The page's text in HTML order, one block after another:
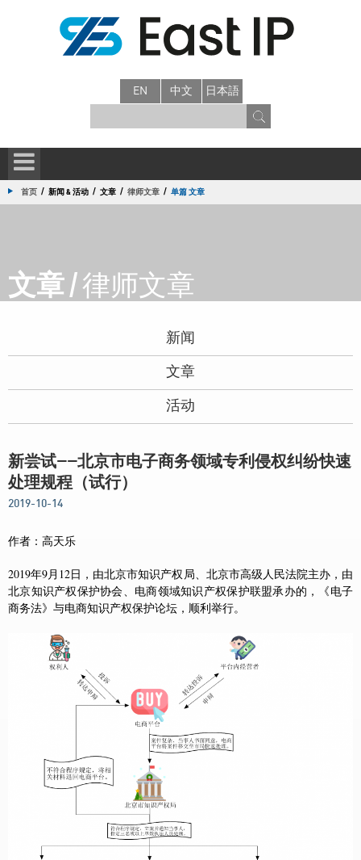
EN 中文 日本語
首页 / 新闻 & 活动 / 文章 / 律师文章 / 单篇 文章
文章 / 律师文章
新闻
文章
活动
新尝试——北京市电子商务领域专利侵权纠纷快速
处理规程（试行）
2019-10-14
作者：高天乐
2019年9月12日，由北京市知识产权局、北京市高级人民法院主办，由
北京知识产权保护协会、电商领域知识产权保护联盟承办的，《电子
商务法》与电商知识产权保护论坛，顺利举行。